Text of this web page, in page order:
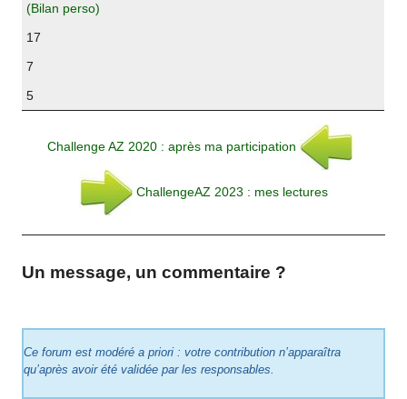
(Bilan perso)
17
7
5
Challenge AZ 2020 : après ma participation
ChallengeAZ 2023 : mes lectures
Un message, un commentaire ?
Ce forum est modéré a priori : votre contribution n’apparaîtra
qu’après avoir été validée par les responsables.